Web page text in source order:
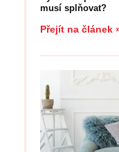
musí splňovat?
Přejít na článek